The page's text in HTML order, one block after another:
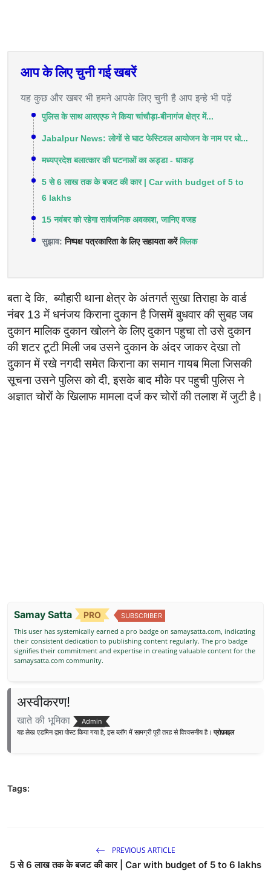
आप के लिए चुनी गई खबरें
यह कुछ और खबर भी हमने आपके लिए चुनी है आप इन्हे भी पढ़ें
पुलिस के साथ आरएएफ ने किया चांचौड़ा-बीनागंज क्षेत्र में...
Jabalpur News: लोगों से घाट फेस्टिवल आयोजन के नाम पर धो...
मध्यप्रदेश बलात्कार की घटनाओं का अड्डा - धाकड़
5 से 6 लाख तक के बजट की कार | Car with budget of 5 to
6 lakhs
15 नवंबर को रहेगा सार्वजनिक अवकाश, जानिए वजह
सुझाव:निष्पक्ष पत्रकारिता के लिए सहायता करेंक्लिक
बता दे कि, ब्यौहारी थाना क्षेत्र के अंतगर्त सुखा तिराहा के वार्ड
नंबर 13 में धनंजय किराना दुकान है जिसमें बुधवार की सुबह जब
दुकान मालिक दुकान खोलने के लिए दुकान पहुचा तो उसे दुकान
की शटर टूटी मिली जब उसने दुकान के अंदर जाकर देखा तो
दुकान में रखे नगदी समेत किराना का समान गायब मिला जिसकी
सूचना उसने पुलिस को दी, इसके बाद मौके पर पहुची पुलिस ने
अज्ञात चोरों के खिलाफ मामला दर्ज कर चोरों की तलाश में जुटी है।
Samay Satta PRO SUBSCRIBER
This user has systemically earned a pro badge on samaysatta.com, indicating
their consistent dedication to publishing content regularly. The pro badge
signifies their commitment and expertise in creating valuable content for the
samaysatta.com community.
अस्वीकरण!
खाते की भूमिका Admin
यह लेख एडमिन द्वारा पोस्ट किया गया है, इस ब्लॉग में सामग्री पूरी तरह से विश्वसनीय है।प्रोफ़ाइल
Tags:
PREVIOUS ARTICLE
5 से 6 लाख तक के बजट की कार | Car with budget of 5 to 6 lakhs